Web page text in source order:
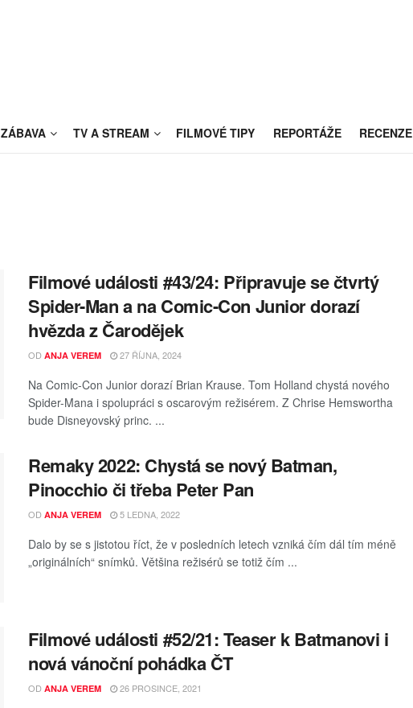
ZÁBAVA TV A STREAM FILMOVÉ TIPY REPORTÁŽE RECENZE
Filmové události #43/24: Připravuje se čtvrtý
Spider-Man a na Comic-Con Junior dorazí
hvězda z Čarodějek
OD ANJA VEREM 27 ŘÍJNA, 2024
Na Comic-Con Junior dorazí Brian Krause. Tom Holland chystá nového
Spider-Mana i spolupráci s oscarovým režisérem. Z Chrise Hemswortha
bude Disneyovský princ. ...
Remaky 2022: Chystá se nový Batman,
Pinocchio či třeba Peter Pan
OD ANJA VEREM 5 LEDNA, 2022
Dalo by se s jistotou říct, že v posledních letech vzniká čím dál tím méně
„originálních“ snímků. Většina režisérů se totiž čím ...
Filmové události #52/21: Teaser k Batmanovi i
nová vánoční pohádka ČT
OD ANJA VEREM 26 PROSINCE, 2021